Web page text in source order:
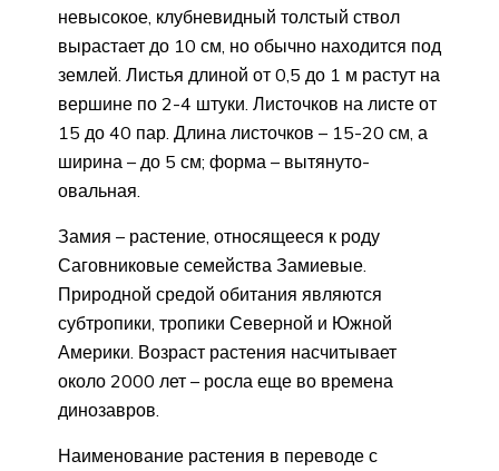
невысокое, клубневидный толстый ствол
вырастает до 10 см, но обычно находится под
землей. Листья длиной от 0,5 до 1 м растут на
вершине по 2-4 штуки. Листочков на листе от
15 до 40 пар. Длина листочков – 15-20 см, а
ширина – до 5 см; форма – вытянуто-
овальная.
Замия – растение, относящееся к роду
Саговниковые семейства Замиевые.
Природной средой обитания являются
субтропики, тропики Северной и Южной
Америки. Возраст растения насчитывает
около 2000 лет – росла еще во времена
динозавров.
Наименование растения в переводе с